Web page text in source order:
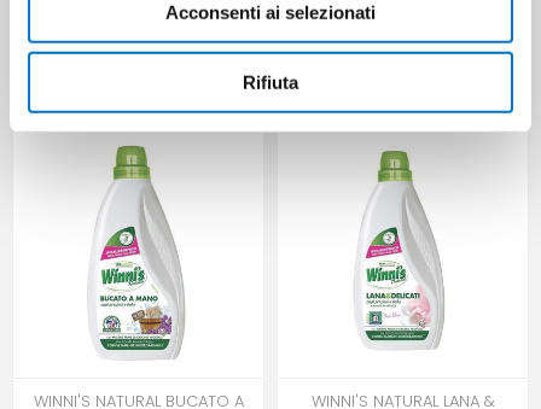
Acconsenti ai selezionati
Rifiuta
WINNI'S LAVATR ALEPPO
VERBENA BUSTA 30 MIS ML
WINNI'S LAVATR COLOR BUSTA
30 MIS ML 1350
WINNI'S NATURAL BUCATO A
WINNI'S NATURAL LANA &